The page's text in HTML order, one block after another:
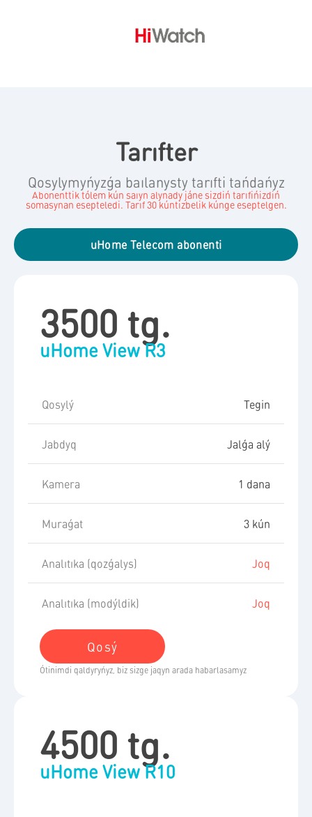
Tarıfter
Qosylymyńyzǵa baılanysty tarıfti tańdańyz
Abonenttik tólem kún saıyn alynady jáne sizdiń tarıfińizdiń
somasynan esepteledi. Tarıf 30 kúntizbelik kúnge eseptelgen.
uHome Telecom abonenti
3500 tg.
uHome View R3
Qosylý Tegin
Jabdyq Jalǵa alý
Kamera 1 dana
Muraǵat 3 kún
Analıtıka (qozǵalys) Joq
Analıtıka (modýldik) Joq
Qosý​
Ótinimdi qaldyryńyz, biz sizge jaqyn arada habarlasamyz
4500 tg.
uHome View R10